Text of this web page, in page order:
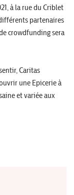
à la rue du Criblet
partenaires
crowdfunding sera
Caritas
une Epicerie à
et variée aux